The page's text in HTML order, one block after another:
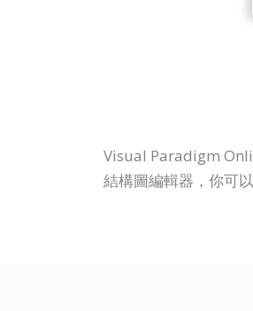
Visual Paradigm
結構圖編輯器，你可